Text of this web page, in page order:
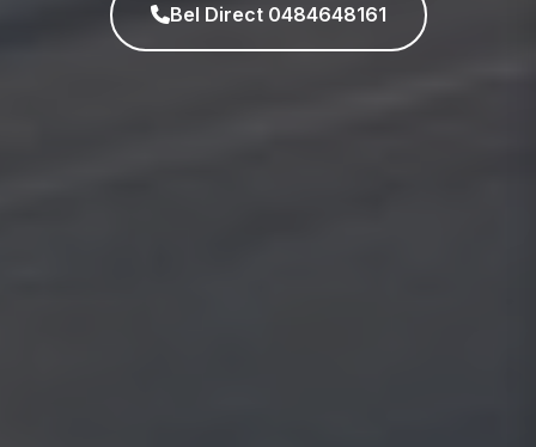
Bel Direct 0484648161